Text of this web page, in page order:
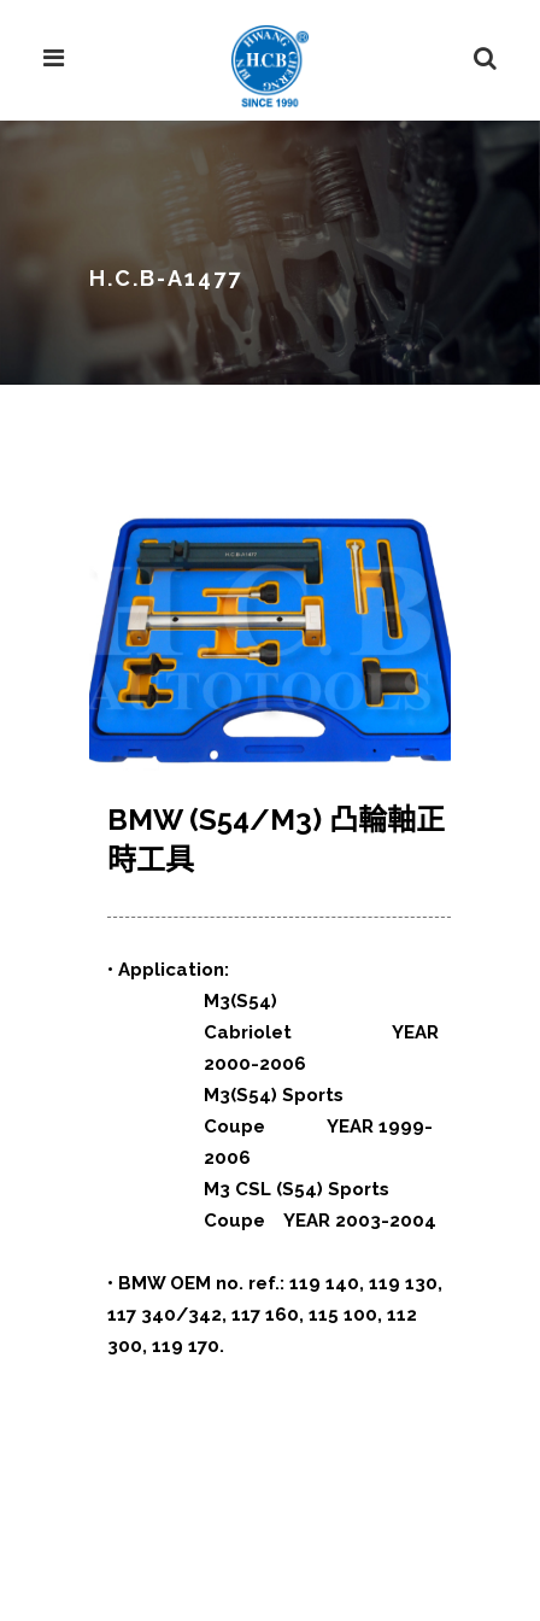
H.C.B-A1477
BMW (S54/M3) 凸輪軸正
時工具
• Application:
M3(S54)
Cabriolet YEAR
2000-2006
M3(S54) Sports
Coupe YEAR 1999-
2006
M3 CSL (S54) Sports
Coupe YEAR 2003-2004
• BMW OEM no. ref.: 119 140, 119 130,
117 340/342, 117 160, 115 100, 112
300, 119 170.